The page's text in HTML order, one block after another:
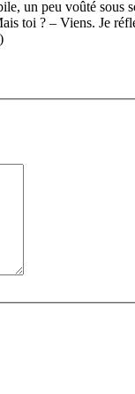
un peu voûté sous
toi ? – Viens. Je